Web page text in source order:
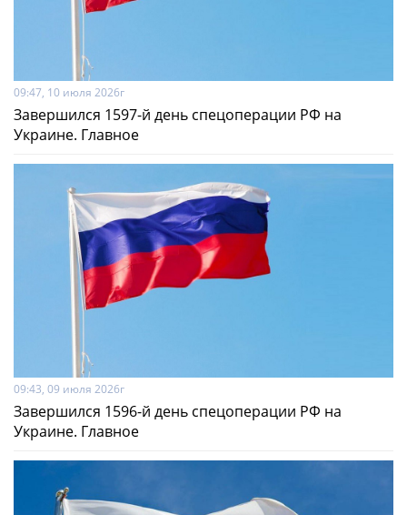
09:47, 10 июля 2026г
Завершился 1597-й день спецоперации РФ на
Украине. Главное
09:43, 09 июля 2026г
Завершился 1596-й день спецоперации РФ на
Украине. Главное